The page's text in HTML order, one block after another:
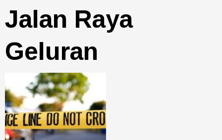
Jalan Raya
Geluran